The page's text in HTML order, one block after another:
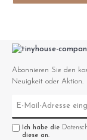
Abonnieren Sie den
Neuigkeit oder Aktion.
Ich habe die
diese an.